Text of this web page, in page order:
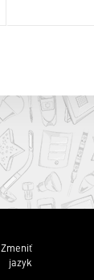
Zmeniť
jazyk